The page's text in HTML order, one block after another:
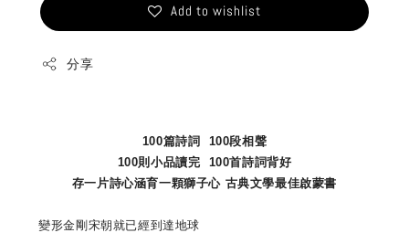
Add to wishlist
分享
100篇詩詞 100段相聲
100則小品讀完 100首詩詞背好
存一片詩心涵育一顆獅子心 古典文學最佳啟蒙書
變形金剛宋朝就已經到達地球